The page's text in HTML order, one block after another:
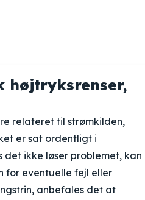
højtryksrenser,
relateret til strømkilden,
er sat ordentligt i
det ikke løser problemet, kan
for eventuelle fejl eller
anbefales det at